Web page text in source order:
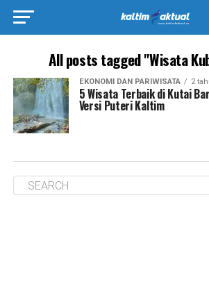
All posts tagged "Wisata
EKONOMI DAN PARIWISATA 2
5 Wisata Terbaik di Kutai
Versi Puteri Kaltim